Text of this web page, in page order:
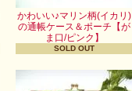
かわいい♪マリン柄(イカリ)
の通帳ケース＆ポーチ【が
ま口/ピンク】
SOLD OUT